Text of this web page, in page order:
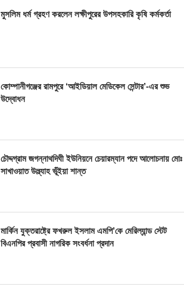
মুসলিম ধর্ম গ্রহণ করলেন লক্ষীপুরের উপসহকারি কৃষি কর্মকর্তা
কোম্পানীগঞ্জের রামপুরে ‘আইডিয়াল মেডিকেল সেন্টার’-এর শুভ
উদ্বোধন
চৌদ্দগ্রাম জগন্নাথদিঘী ইউনিয়নে চেয়ারম্যান পদে আলোচনায় মোঃ
সাখাওয়াত উল্ল্যাহ ভূঁইয়া শান্ত
মার্কিন যুক্তরাষ্ট্রে ফখরুল ইসলাম এমপি’কে মেরিল্যান্ড স্টেট
বিএনপির প্রবাসী নাগরিক সংবর্ধনা প্রদান